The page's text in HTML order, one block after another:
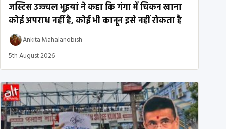
जस्टिस उज्ज्वल भुइयां ने कहा कि गंगा में चिकन खाना
कोई अपराध नहीं है, कोई भी कानून इसे नहीं रोकता है
Ankita Mahalanobish
5th August 2026